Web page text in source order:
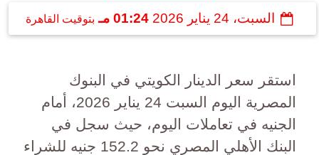
السبت، 24 يناير 2026 01:24 مـ بتوقيت القاهرة
استقر سعر الدينار الكويتي في البنوك
المصرية اليوم السبت 24 يناير 2026، أمام
الجنيه في تعاملات اليوم، حيث سجل في
البنك الأهلي المصري نحو 152.2 جنيه للشراء